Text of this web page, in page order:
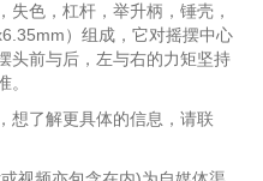
色，杠杆，举升柄，锤壳，
）组成，它对摇摆中心
头前与后，左与右的力矩坚持
了解更具体的信息，请联